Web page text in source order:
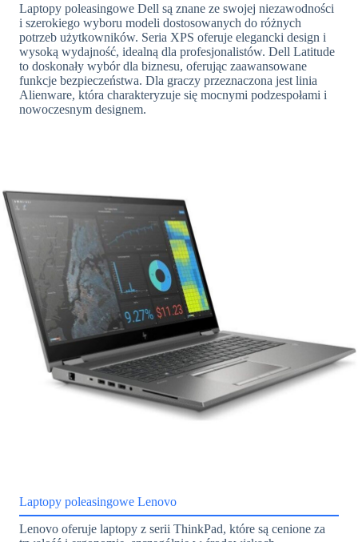
Laptopy poleasingowe Dell są znane ze swojej niezawodności
i szerokiego wyboru modeli dostosowanych do różnych
potrzeb użytkowników. Seria XPS oferuje elegancki design i
wysoką wydajność, idealną dla profesjonalistów. Dell Latitude
to doskonały wybór dla biznesu, oferując zaawansowane
funkcje bezpieczeństwa. Dla graczy przeznaczona jest linia
Alienware, która charakteryzuje się mocnymi podzespołami i
nowoczesnym designem.
Laptopy poleasingowe Lenovo
Lenovo oferuje laptopy z serii ThinkPad, które są cenione za